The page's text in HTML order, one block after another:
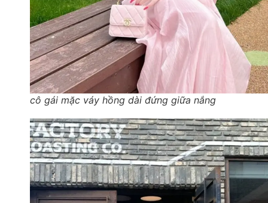
cô gái mặc váy hồng dài đứng giữa nắng